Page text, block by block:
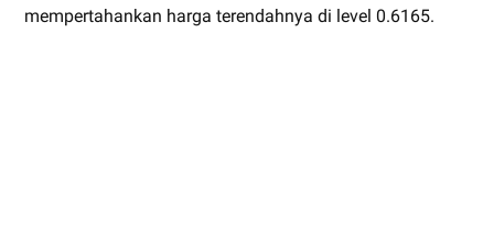
mempertahankan harga terendahnya di level 0.6165.